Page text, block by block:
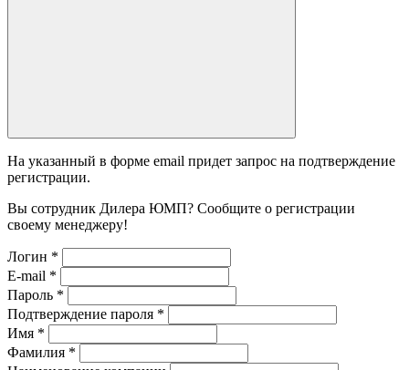
На указанный в форме email придет запрос на подтверждение
регистрации.
Вы сотрудник Дилера ЮМП? Сообщите о регистрации
своему менеджеру!
Логин *
E-mail *
Пароль *
Подтверждение пароля *
Имя *
Фамилия *